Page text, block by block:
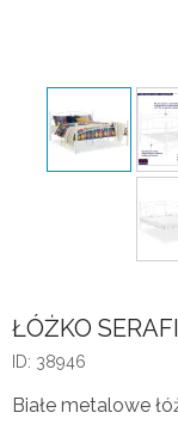
ŁÓŻKO
ID: 38946
Białe metalowe